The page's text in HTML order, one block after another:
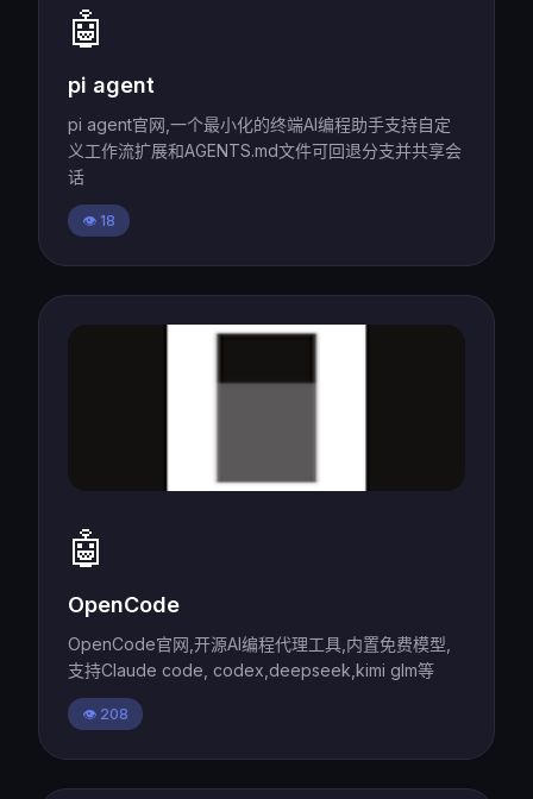
🤖
pi agent
pi agent官网,一个最小化的终端AI编程助手支持自定
义工作流扩展和AGENTS.md文件可回退分支并共享会
话
👁️ 18
🤖
OpenCode
OpenCode官网,开源AI编程代理工具,内置免费模型,
支持Claude code, codex,deepseek,kimi glm等
👁️ 208